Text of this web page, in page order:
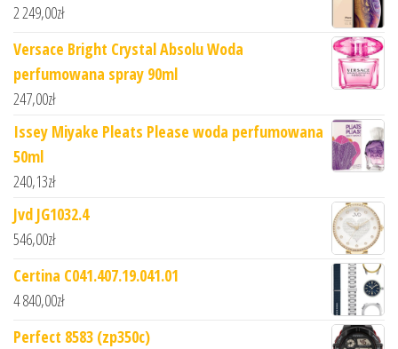
2 249,00zł
Versace Bright Crystal Absolu Woda
perfumowana spray 90ml
247,00zł
Issey Miyake Pleats Please woda perfumowana
50ml
240,13zł
Jvd JG1032.4
546,00zł
Certina C041.407.19.041.01
4 840,00zł
Perfect 8583 (zp350c)